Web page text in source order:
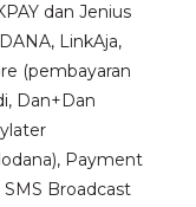
dan Jenius
LinkAja,
(pembayaran
Dan+Dan
Payment
Broadcast